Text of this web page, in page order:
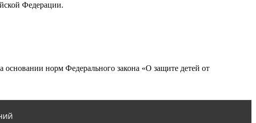
Федерации.
норм Федерального закона «О защите детей от